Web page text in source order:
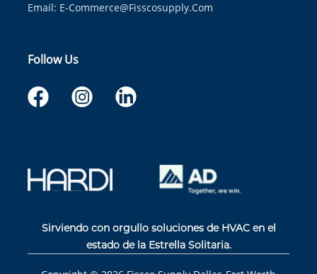
Email: E-Commerce@fisscosupply.com
Follow Us
Sirviendo con orgullo soluciones de HVAC en el
estado de la Estrella Solitaria.